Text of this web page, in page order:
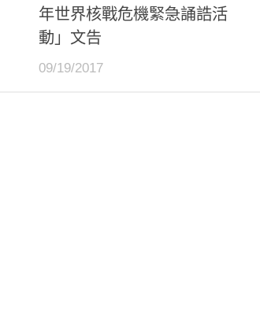
年世界核戰危機緊急誦誥活
動」文告
09/19/2017